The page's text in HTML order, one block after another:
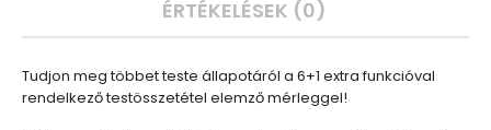
ÉRTÉKELÉSEK (0)
Tudjon meg többet teste állapotáról a 6+1 extra funkcióval
rendelkező testösszetétel elemző mérleggel!